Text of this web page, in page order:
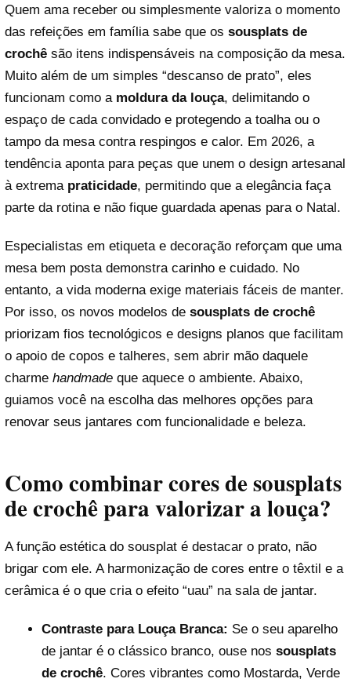
Quem ama receber ou simplesmente valoriza o momento
das refeições em família sabe que os sousplats de
crochê são itens indispensáveis na composição da mesa.
Muito além de um simples “descanso de prato”, eles
funcionam como a moldura da louça, delimitando o
espaço de cada convidado e protegendo a toalha ou o
tampo da mesa contra respingos e calor. Em 2026, a
tendência aponta para peças que unem o design artesanal
à extrema praticidade, permitindo que a elegância faça
parte da rotina e não fique guardada apenas para o Natal.
Especialistas em etiqueta e decoração reforçam que uma
mesa bem posta demonstra carinho e cuidado. No
entanto, a vida moderna exige materiais fáceis de manter.
Por isso, os novos modelos de sousplats de crochê
priorizam fios tecnológicos e designs planos que facilitam
o apoio de copos e talheres, sem abrir mão daquele
charme handmade que aquece o ambiente. Abaixo,
guiamos você na escolha das melhores opções para
renovar seus jantares com funcionalidade e beleza.
Como combinar cores de sousplats
de crochê para valorizar a louça?
A função estética do sousplat é destacar o prato, não
brigar com ele. A harmonização de cores entre o têxtil e a
cerâmica é o que cria o efeito “uau” na sala de jantar.
Contraste para Louça Branca: Se o seu aparelho
de jantar é o clássico branco, ouse nos sousplats
de crochê. Cores vibrantes como Mostarda, Verde